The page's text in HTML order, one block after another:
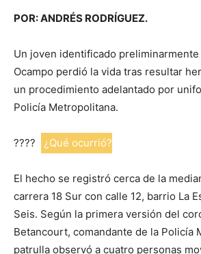
POR: ANDRÉS RODRÍGUEZ.
Un joven identificado preliminarmente
Ocampo perdió la vida tras resultar
un procedimiento adelantado por
Policía Metropolitana.
???? ¿Qué ocurrió?
El hecho se registró cerca de la
carrera 18 Sur con calle 12, barrio La
Seis. Según la primera versión del
Betancourt, comandante de la Policía
patrulla observó a cuatro personas